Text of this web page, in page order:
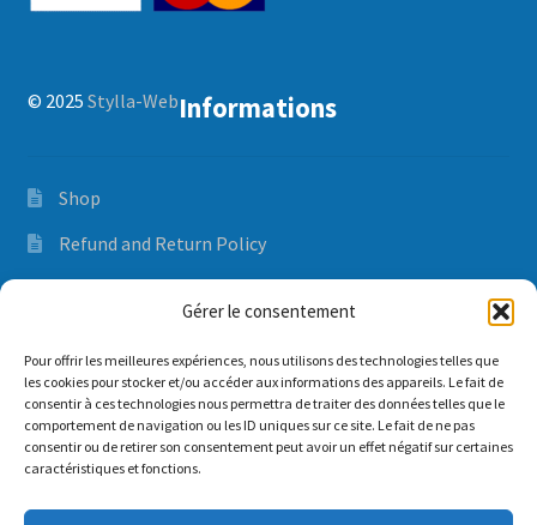
Gérer le consentement
Pour offrir les meilleures expériences, nous utilisons des technologies telles que
les cookies pour stocker et/ou accéder aux informations des appareils. Le fait de
consentir à ces technologies nous permettra de traiter des données telles que le
comportement de navigation ou les ID uniques sur ce site. Le fait de ne pas
consentir ou de retirer son consentement peut avoir un effet négatif sur certaines
caractéristiques et fonctions.
© 2025 Stylla-WebInformations
Shop
Refund and Return Policy
Mon compte